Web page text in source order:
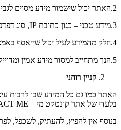
2.האתר יכול שישמור מידע מסוים לגבי פעולות שלא הושלמו (למשל – הוספת מוצרים לעגלת הקניות מבלי להשלים את הרכישה בפועל).
3.מידע טכני – כגון כתובת IP, סוג דפדפן, פרטים אודות המכשיר ממנו מתבצעת הגלישה, נתוני גלישה, נתוני מיקום, הרגלי שימוש באתר (לרבות גלישה ורכישה).
4.חלק מהמידע לעיל יכול שייאסף באמצעות עוגיות (‘Cookies’), כמפורט במדיניות השימוש בעוגיות (Cookie Policy) כמפורט להלן.
5.הנך מתחייב למסור מידע אמין ומדוייק, אודותיך בלבד, ולא למסור מידע של צדדים שלישיים או בשמם, למעט ככל שקיבלת מהצד השלישי כאמור הרשאה מראש ובכתב.
קניין רוחני
האתר כמו גם כל המידע שבו לרבות
בלעדי של אתר קונטקט מי – CONTACT ME
בנוסף אין להפיץ, להעתיק, לשכפל,